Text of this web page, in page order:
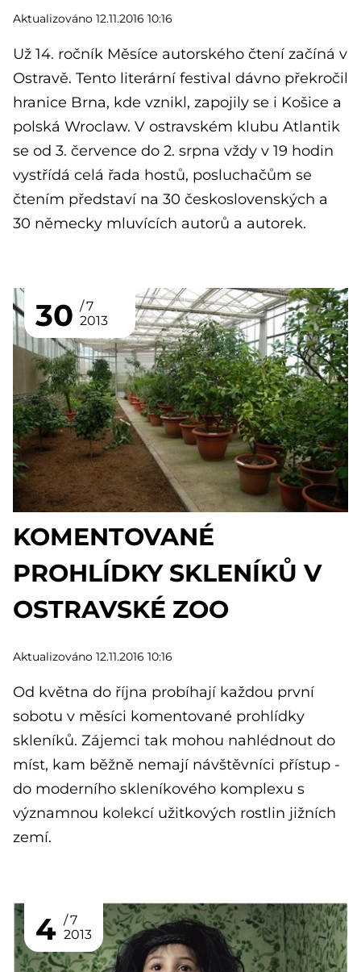
Aktualizováno 12.11.2016 10:16
Už 14. ročník Měsíce autorského čtení začíná v
Ostravě. Tento literární festival dávno překročil
hranice Brna, kde vznikl, zapojily se i Košice a
polská Wroclaw. V ostravském klubu Atlantik
se od 3. července do 2. srpna vždy v 19 hodin
vystřídá celá řada hostů, posluchačům se
čtením představí na 30 československých a
30 německy mluvících autorů a autorek.
30
7
2013
KOMENTOVANÉ
PROHLÍDKY SKLENÍKŮ V
OSTRAVSKÉ ZOO
Aktualizováno 12.11.2016 10:16
Od května do října probíhají každou první
sobotu v měsíci komentované prohlídky
skleníků. Zájemci tak mohou nahlédnout do
míst, kam běžně nemají návštěvníci přístup -
do moderního skleníkového komplexu s
významnou kolekcí užitkových rostlin jižních
zemí.
4
7
2013